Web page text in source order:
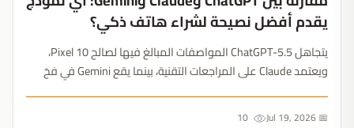
يقدم أفضل نصيحة لشراء هاتف ذكي؟
يتجاهل ChatGPT-5.5 المواصفات المبالغ فيها لصالح Pixel 10،
ويعتمد Claude على المراجعات التقنية، بينما يقع Gemini في فخ
في تأكيد قرارات الشراء لا اكتشافها....📅 Jul 19, 2026